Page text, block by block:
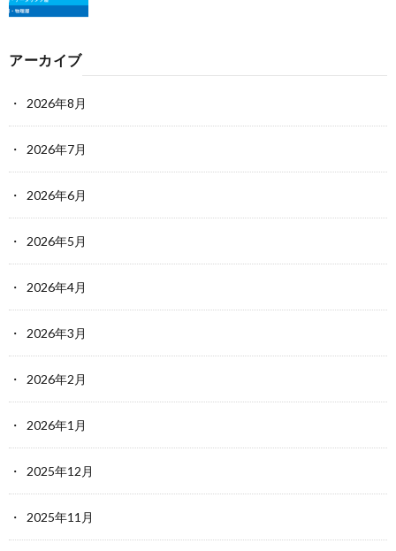
アーカイブ
2026年8月
2026年7月
2026年6月
2026年5月
2026年4月
2026年3月
2026年2月
2026年1月
2025年12月
2025年11月